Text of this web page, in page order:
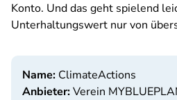
Konto. Und das geht spielend
Unterhaltungswert nur von
Name: ClimateActions
Anbieter:Verein